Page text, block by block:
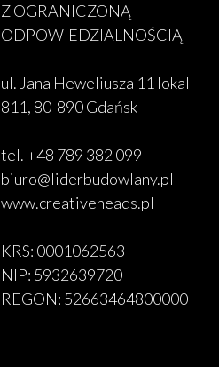
Z OGRANICZONĄ
ODPOWIEDZIALNOŚCIĄ
ul. Jana Heweliusza 11 lokal
811, 80-890 Gdańsk
tel. +48 789 382 099
biuro@liderbudowlany.pl
www.creativeheads.pl
KRS: 0001062563
NIP: 5932639720
REGON: 52663464800000